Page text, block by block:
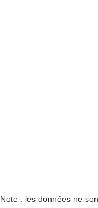
Note : les données ne